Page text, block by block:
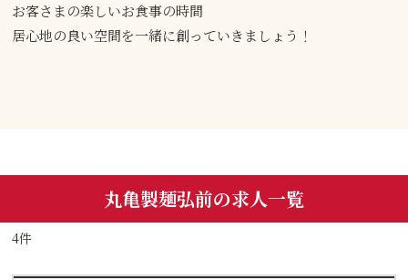
お客さまの楽しいお食事の時間
居心地の良い空間を一緒に創っていきましょう！
丸亀製麺弘前の求人一覧
4件